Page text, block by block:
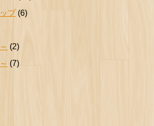
プ(6)
(2)
(7)